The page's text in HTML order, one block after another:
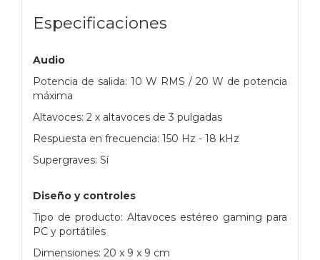
Especificaciones
Audio
Potencia de salida: 10 W RMS / 20 W de potencia
máxima
Altavoces: 2 x altavoces de 3 pulgadas
Respuesta en frecuencia: 150 Hz - 18 kHz
Supergraves: Sí
Diseño y controles
Tipo de producto: Altavoces estéreo gaming para
PC y portátiles
Dimensiones: 20 x 9 x 9 cm